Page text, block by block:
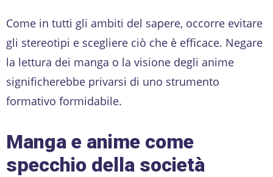
Come in tutti gli ambiti del sapere, occorre evitare
gli stereotipi e scegliere ciò che è efficace. Negare
la lettura dei manga o la visione degli anime
significherebbe privarsi di uno strumento
formativo formidabile.
Manga e anime come
specchio della società